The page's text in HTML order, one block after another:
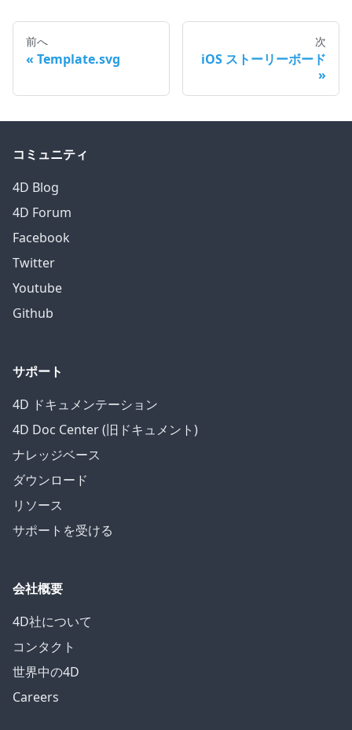
前へ
Template.svg
次
iOS ストーリーボード
コミュニティ
4D Blog
4D Forum
Facebook
Twitter
Youtube
Github
サポート
4D ドキュメンテーション
4D Doc Center (旧ドキュメント)
ナレッジベース
ダウンロード
リソース
サポートを受ける
会社概要
4D社について
コンタクト
世界中の4D
Careers